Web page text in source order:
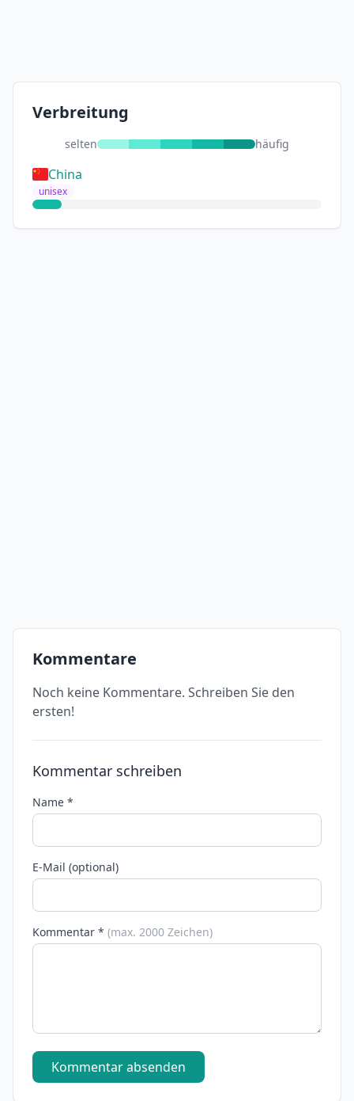
Verbreitung
selten häufig
China
unisex
Kommentare
Noch keine Kommentare. Schreiben Sie den
ersten!
Kommentar schreiben
Name *
E-Mail (optional)
Kommentar * (max. 2000 Zeichen)
Kommentar absenden